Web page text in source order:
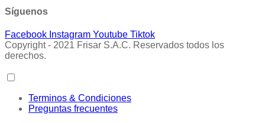
Síguenos
Facebook Instagram Youtube Tiktok
Copyright - 2021 Frisar S.A.C. Reservados todos los
derechos.
Terminos & Condiciones
Preguntas frecuentes